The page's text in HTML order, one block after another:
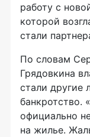
работу с
которой
стали
По словам
Грядовкина
стали другие
банкротство.
официально
на жилье.